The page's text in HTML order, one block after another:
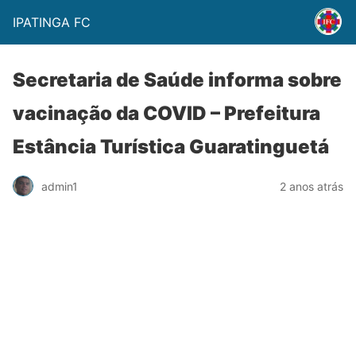
IPATINGA FC
Secretaria de Saúde informa sobre
vacinação da COVID – Prefeitura
Estância Turística Guaratinguetá
admin1 2 anos atrás